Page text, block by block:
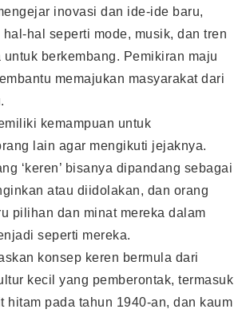
inovasi dan ide-ide baru,
hal seperti mode, musik, dan tren
berkembang. Pemikiran maju
memajukan masyarakat dari
kemampuan untuk
lain agar mengikuti jejaknya.
‘keren’ bisanya dipandang sebagai
atau diidolakan, dan orang
pilihan dan minat mereka dalam
seperti mereka.
konsep keren bermula dari
kecil yang pemberontak, termasuk
hitam pada tahun 1940-an, dan kaum